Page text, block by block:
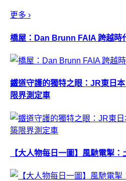
更多 ›
橋屋：Dan Brunn FAIA 跨越時
鐵道守護的獨特之眼：JR東日
限界測定車
【大人物每日一圖】風馳電掣